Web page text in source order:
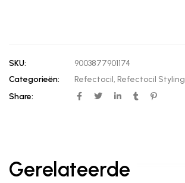
SKU:
9003877901174
Categorieën:
Refectocil, Refectocil Styling
Share:
Gerelateerde